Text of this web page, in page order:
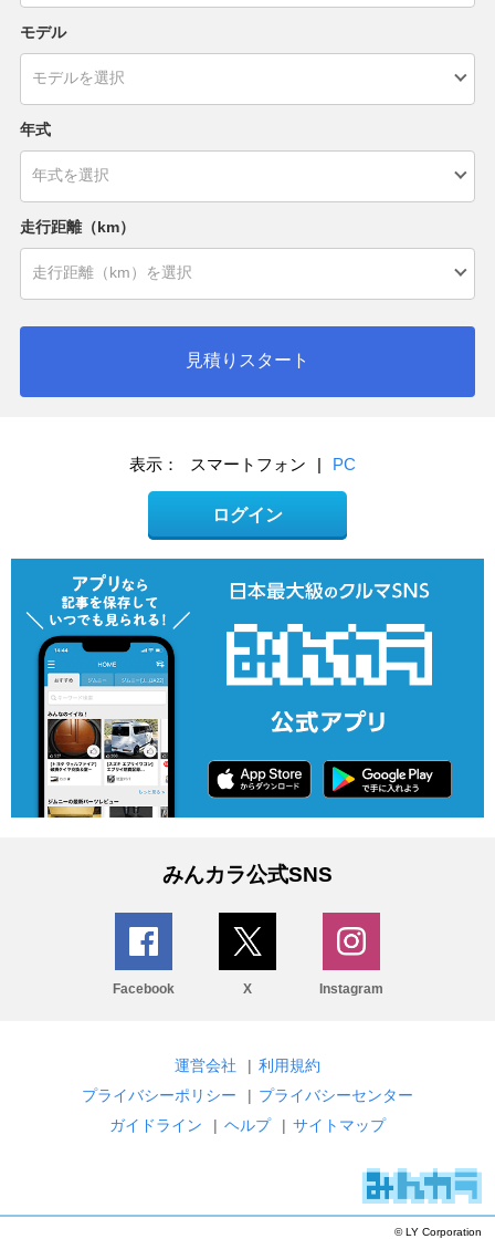
モデル
年式
走行距離（km）
見積りスタート
表示： スマートフォン | PC
ログイン
みんカラ公式SNS
Facebook X Instagram
運営会社 | 利用規約
プライバシーポリシー
| プライバシーセンター
ガイドライン
| ヘルプ | サイトマップ
© LY Corporation